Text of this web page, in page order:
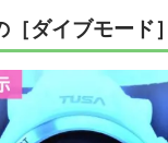
［ダイブモード